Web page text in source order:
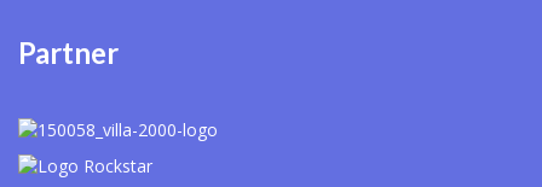
Partner